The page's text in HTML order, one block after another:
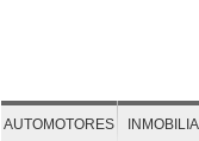
AUTOMOTORES